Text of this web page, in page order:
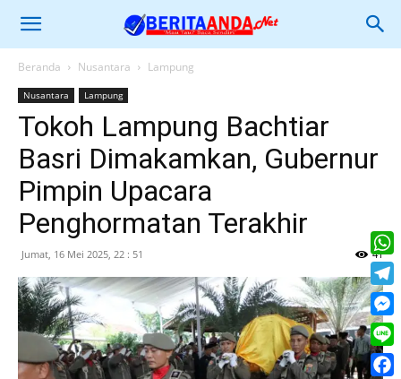
Beranda Nusantara Lampung
Nusantara Lampung
Tokoh Lampung Bachtiar
Basri Dimakamkan, Gubernur
Pimpin Upacara
Penghormatan Terakhir
Jumat, 16 Mei 2025, 22 : 51 41
Line